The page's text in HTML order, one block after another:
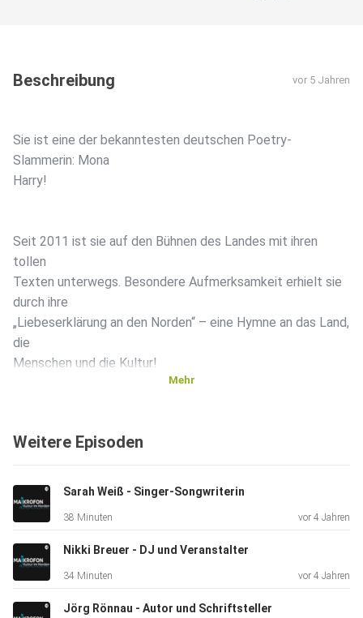
Beschreibung vor 5 Jahren
Sie ist eine der bekanntesten deutschen Poetry-
Slammerin: Mona
Harry!
Seit 2011 ist sie auf den Bühnen des Landes mit ihren
tollen
Texten unterwegs. Besondere Aufmerksamkeit erhielt sie
durch ihre
„Liebeserklärung an den Norden“ – eine Hymne an das Land,
die
Menschen und die Kultur!
deutschen
diesen kann
man in erster Linie ihre Poetry-Slam-Texte nachlesen. Eine
große
Leidenschaft von Mona Harry ist aber auch das Malen. So
erschien
Im
Mehr
Weitere Episoden
Sarah Weiß - Singer-Songwriterin
38 Minuten vor 4 Jahren
Nikki Breuer - DJ und Veranstalter
34 Minuten vor 4 Jahren
Jörg Rönnau - Autor und Schriftsteller